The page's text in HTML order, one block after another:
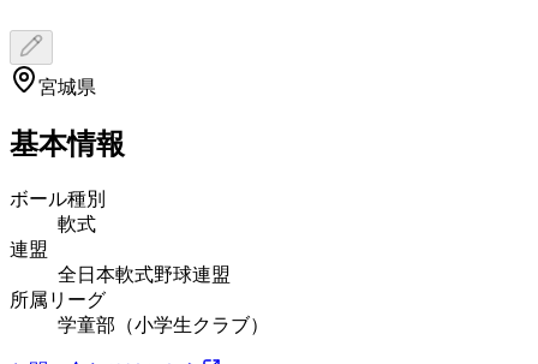
宮城県
基本情報
ボール種別
軟式
連盟
全日本軟式野球連盟
所属リーグ
学童部（小学生クラブ）